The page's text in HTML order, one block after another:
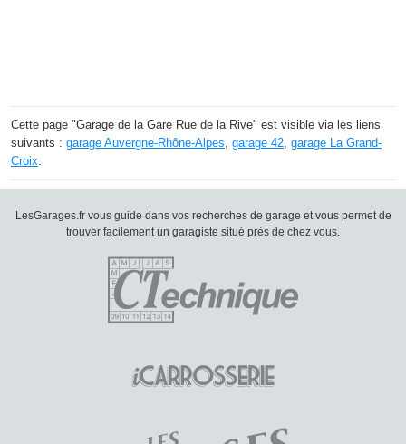
Cette page "Garage de la Gare Rue de la Rive" est visible via les liens
suivants : garage Auvergne-Rhône-Alpes, garage 42, garage La Grand-
Croix.
LesGarages.fr vous guide dans vos recherches de garage et vous permet de
trouver facilement un garagiste situé près de chez vous.